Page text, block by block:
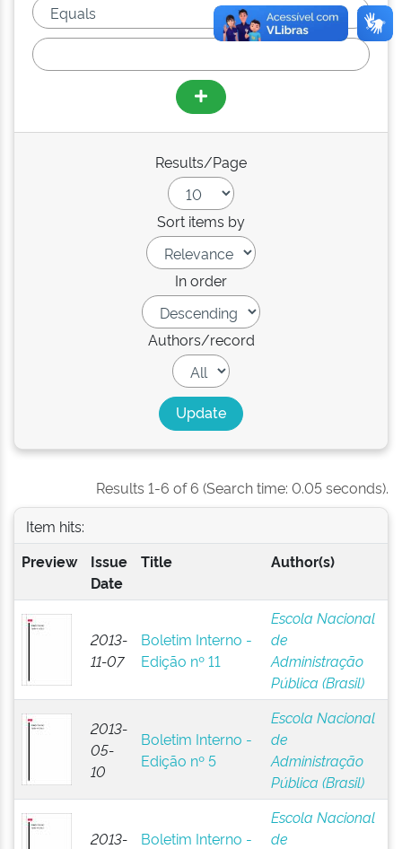
Results/Page
Sort items by
In order
Authors/record
Results 1-6 of 6 (Search time: 0.05 seconds).
Item hits:
Preview
Issue
Date
Title Author(s)
2013-
11-07
Boletim Interno -
Edição nº 11
Escola Nacional
de
Administração
Pública (Brasil)
2013-
05-
10
Boletim Interno -
Edição nº 5
Escola Nacional
de
Administração
Pública (Brasil)
2013-
Boletim Interno -
Escola Nacional
de